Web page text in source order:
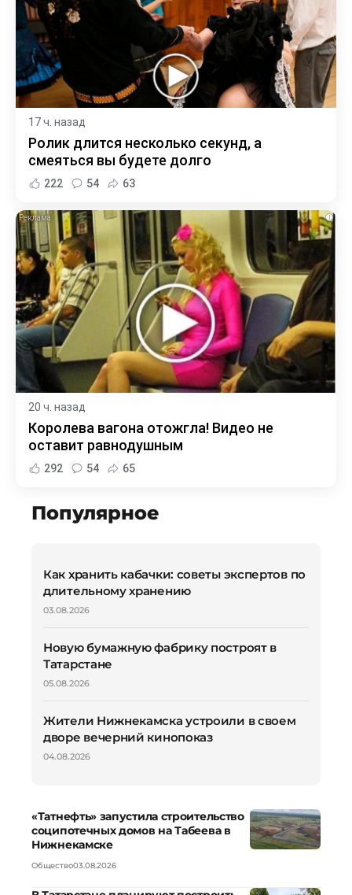
17 ч. назад
Ролик длится несколько секунд, а
смеяться вы будете долго
222 54 63
i
20 ч. назад
Королева вагона отожгла! Видео не
оставит равнодушным
292 54 65
Популярное
Как хранить кабачки: советы экспертов по
длительному хранению
03.08.2026
Новую бумажную фабрику построят в
Татарстане
05.08.2026
Жители Нижнекамска устроили в своем
дворе вечерний кинопоказ
04.08.2026
«Татнефть» запустила строительство
соципотечных домов на Табеева в
Нижнекамске
Общество03.08.2026